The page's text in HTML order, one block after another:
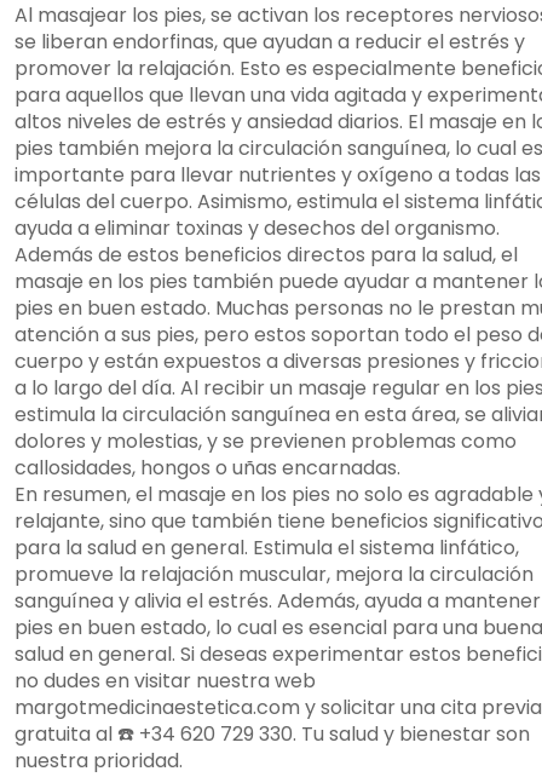
Al masajear los pies, se activan los receptores
se liberan endorfinas, que ayudan a reducir el estrés y
promover la relajación. Esto es especialmente
para aquellos que llevan una vida agitada y
altos niveles de estrés y ansiedad diarios. El masaje en
pies también mejora la circulación sanguínea, lo cual es
importante para llevar nutrientes y oxígeno a todas las
células del cuerpo. Asimismo, estimula el sistema
ayuda a eliminar toxinas y desechos del organismo.
Además de estos beneficios directos para la salud, el
masaje en los pies también puede ayudar a mantener
pies en buen estado. Muchas personas no le prestan
atención a sus pies, pero estos soportan todo el peso
cuerpo y están expuestos a diversas presiones y
a lo largo del día. Al recibir un masaje regular en los
estimula la circulación sanguínea en esta área, se
dolores y molestias, y se previenen problemas como
callosidades, hongos o uñas encarnadas.
En resumen, el masaje en los pies no solo es agradable
relajante, sino que también tiene beneficios
para la salud en general. Estimula el sistema linfático,
promueve la relajación muscular, mejora la circulación
sanguínea y alivia el estrés. Además, ayuda a
pies en buen estado, lo cual es esencial para una buena
salud en general. Si deseas experimentar estos
no dudes en visitar nuestra web
margotmedicinaestetica.com y solicitar una cita previa
gratuita al ☎️ +34 620 729 330. Tu salud y bienestar son
nuestra prioridad.